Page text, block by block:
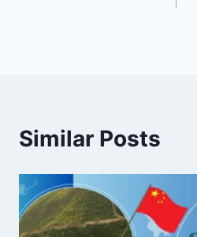
Similar Posts